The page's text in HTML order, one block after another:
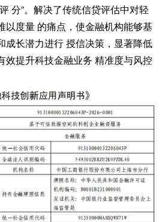
分”。解决了传统信贷评估中对轻
以度量 的痛点，使金融机构能够基
成长潜力进行 授信决策，显著降低
效提升科技金融业务 精准度与风控